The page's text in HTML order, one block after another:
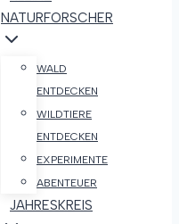
NATURFORSCHER
WALD
ENTDECKEN
WILDTIERE
ENTDECKEN
EXPERIMENTE
ABENTEUER
JAHRESKREIS